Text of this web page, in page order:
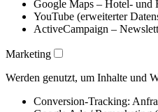
Google Maps – Hotel- und
YouTube (erweiterter
ActiveCampaign –
Marketing
Werden genutzt, um Inhalte und
Conversion-Tracking: